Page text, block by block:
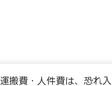
運搬費・人件費は、恐れ